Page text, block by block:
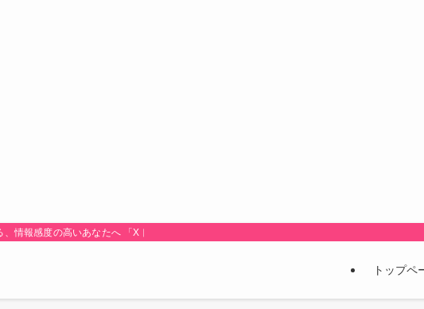
情報感度の高いあなたへ 「Xトレンド研究所！」は、時代のトレンドをいち早くキャッチ
トップペ